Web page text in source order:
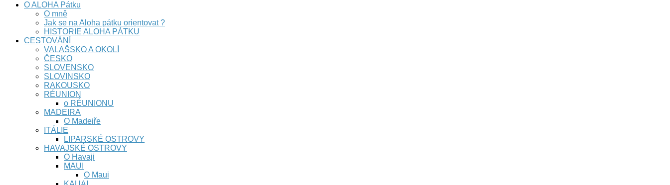
O ALOHA Pátku
O mně
Jak se na Aloha pátku orientovat ?
HISTORIE ALOHA PÁTKU
CESTOVÁNÍ
VALAŠSKO A OKOLÍ
ČESKO
SLOVENSKO
SLOVINSKO
RAKOUSKO
RÉUNION
o RÉUNIONU
MADEIRA
O Madeiře
ITÁLIE
LIPARSKÉ OSTROVY
HAVAJSKÉ OSTROVY
O Havaji
MAUI
O Maui